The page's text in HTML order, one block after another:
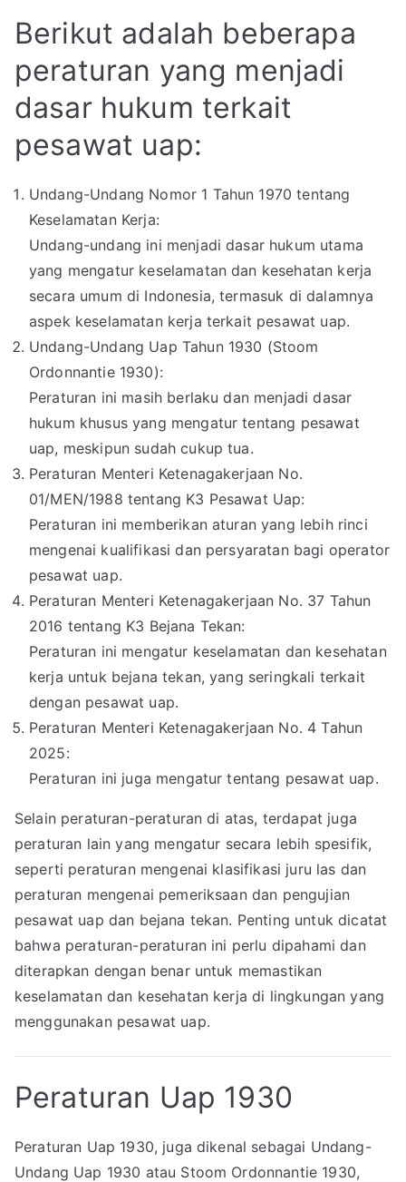
Berikut adalah beberapa
peraturan yang menjadi
dasar hukum terkait
pesawat uap:
Undang-Undang Nomor 1 Tahun 1970 tentang
Keselamatan Kerja:
Undang-undang ini menjadi dasar hukum utama
yang mengatur keselamatan dan kesehatan kerja
secara umum di Indonesia, termasuk di dalamnya
aspek keselamatan kerja terkait pesawat uap.
Undang-Undang Uap Tahun 1930 (Stoom
Ordonnantie 1930):
Peraturan ini masih berlaku dan menjadi dasar
hukum khusus yang mengatur tentang pesawat
uap, meskipun sudah cukup tua.
Peraturan Menteri Ketenagakerjaan No.
01/MEN/1988 tentang K3 Pesawat Uap:
Peraturan ini memberikan aturan yang lebih rinci
mengenai kualifikasi dan persyaratan bagi operator
pesawat uap.
Peraturan Menteri Ketenagakerjaan No. 37 Tahun
2016 tentang K3 Bejana Tekan:
Peraturan ini mengatur keselamatan dan kesehatan
kerja untuk bejana tekan, yang seringkali terkait
dengan pesawat uap.
Peraturan Menteri Ketenagakerjaan No. 4 Tahun
2025:
Peraturan ini juga mengatur tentang pesawat uap.
Selain peraturan-peraturan di atas, terdapat juga
peraturan lain yang mengatur secara lebih spesifik,
seperti peraturan mengenai klasifikasi juru las dan
peraturan mengenai pemeriksaan dan pengujian
pesawat uap dan bejana tekan. Penting untuk dicatat
bahwa peraturan-peraturan ini perlu dipahami dan
diterapkan dengan benar untuk memastikan
keselamatan dan kesehatan kerja di lingkungan yang
menggunakan pesawat uap.
Peraturan Uap 1930
Peraturan Uap 1930, juga dikenal sebagai Undang-
Undang Uap 1930 atau Stoom Ordonnantie 1930,